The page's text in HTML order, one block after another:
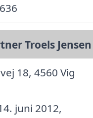
Troels Jensen
18, 4560 Vig
juni 2012,